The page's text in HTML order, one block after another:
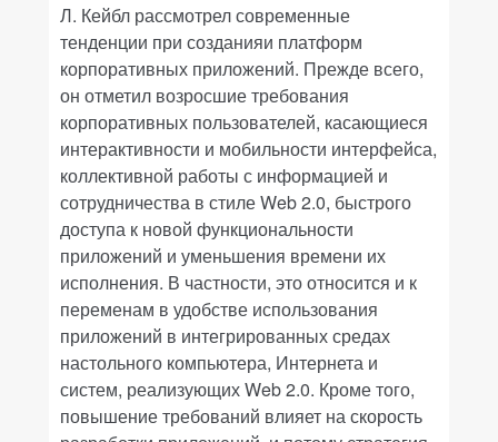
Л. Кейбл рассмотрел современные
тенденции при созданияи платформ
корпоративных приложений. Прежде всего,
он отметил возросшие требования
корпоративных пользователей, касающиеся
интерактивности и мобильности интерфейса,
коллективной работы с информацией и
сотрудничества в стилеWeb2.0, быстрого
доступа к новой функциональности
приложений и уменьшения времени их
исполнения. В частности, это относится и к
переменам в удобстве использования
приложений в интегрированных средах
настольного компьютера, Интернета и
систем, реализующихWeb2.0. Кроме того,
повышение требований влияет на скорость